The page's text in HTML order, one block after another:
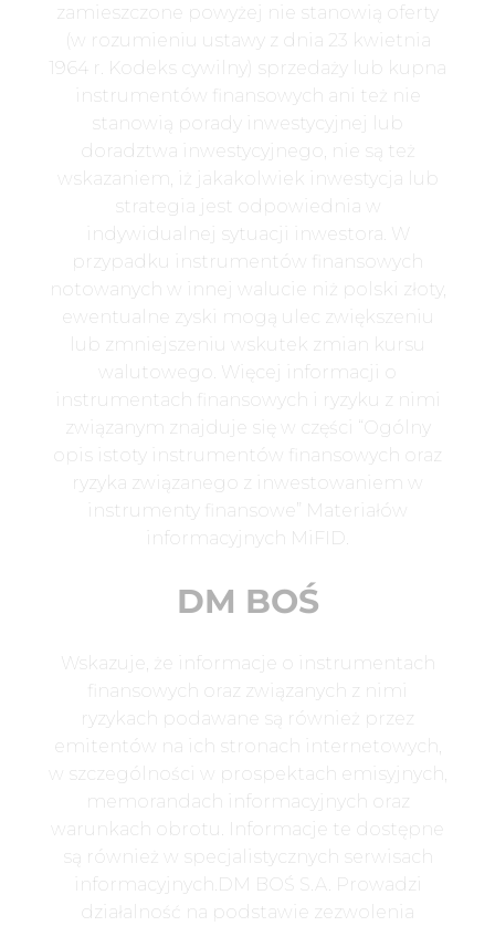
zamieszczone powyżej nie stanowią oferty
(w rozumieniu ustawy z dnia 23 kwietnia
1964 r. Kodeks cywilny) sprzedaży lub kupna
instrumentów finansowych ani też nie
stanowią porady inwestycyjnej lub
doradztwa inwestycyjnego, nie są też
wskazaniem, iż jakakolwiek inwestycja lub
strategia jest odpowiednia w
indywidualnej sytuacji inwestora. W
przypadku instrumentów finansowych
notowanych w innej walucie niż polski złoty,
ewentualne zyski mogą ulec zwiększeniu
lub zmniejszeniu wskutek zmian kursu
walutowego. Więcej informacji o
instrumentach finansowych i ryzyku z nimi
związanym znajduje się w części “Ogólny
opis istoty instrumentów finansowych oraz
ryzyka związanego z inwestowaniem w
instrumenty finansowe” Materiałów
informacyjnych MiFID.
DM BOŚ
Wskazuje, że informacje o instrumentach
finansowych oraz związanych z nimi
ryzykach podawane są również przez
emitentów na ich stronach internetowych,
w szczególności w prospektach emisyjnych,
memorandach informacyjnych oraz
warunkach obrotu. Informacje te dostępne
są również w specjalistycznych serwisach
informacyjnych.DM BOŚ S.A. Prowadzi
działalność na podstawie zezwolenia